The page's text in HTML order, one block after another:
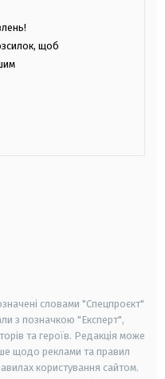
щоб
словами "Спецпроєкт"
з позначкою "Експерт",
та героїв. Редакція може
щодо реклами та правил
користування сайтом.